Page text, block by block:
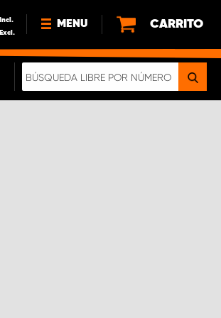
Incl.
Excl.
MENU
NOTICIAS
CARRITO